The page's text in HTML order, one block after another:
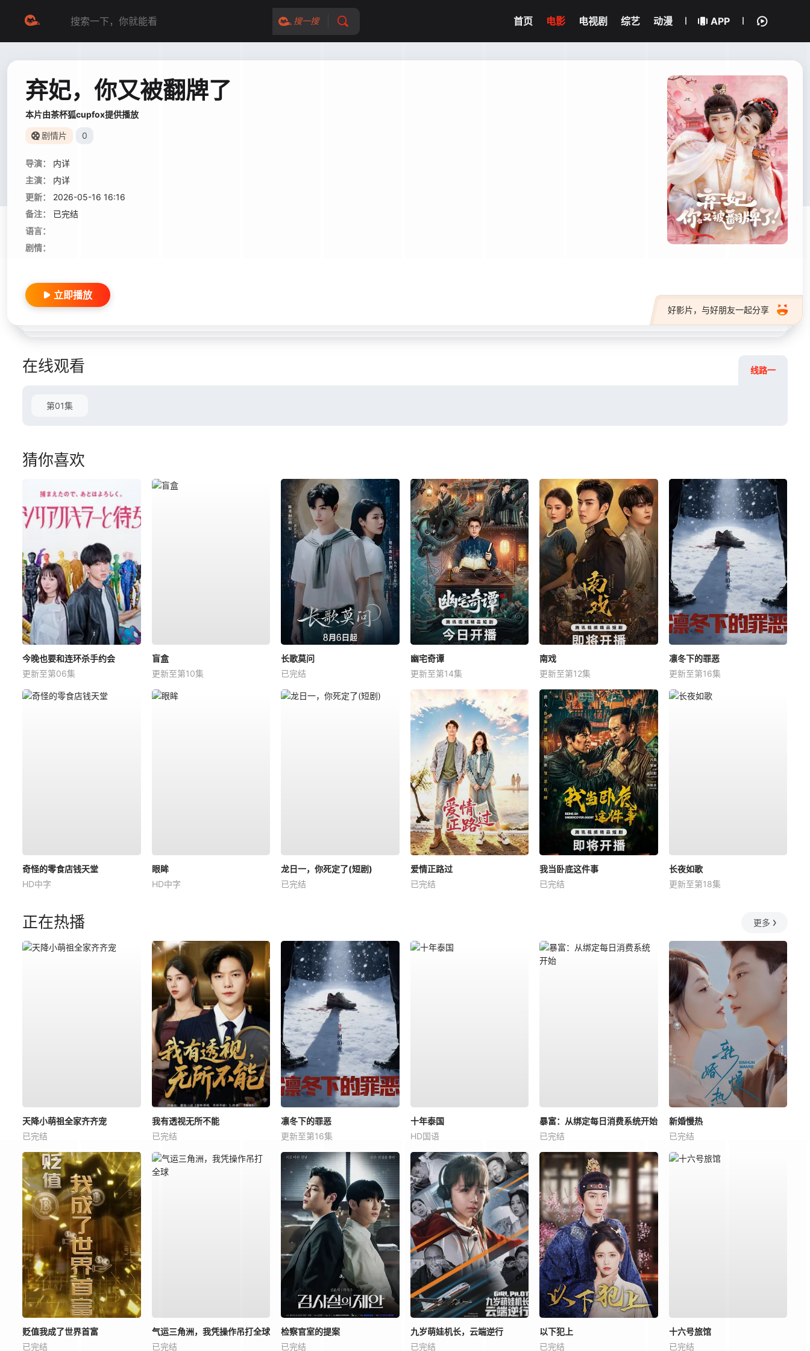
搜一搜 首页 电影 电视剧 综艺 动漫 APP
弃妃，你又被翻牌了
本片由茶杯狐cupfox提供播放
剧情片 0
导演：
内详
主演：
内详
更新：
2026-05-16 16:16
备注：
已完结
语言：
剧情：
好影片，与好朋友一起分享
立即播放
在线观看 线路一
第01集
猜你喜欢
今晚也要和连环杀手约会
更新至第06集
盲盒
更新至第10集
长歌莫问
已完结
幽宅奇谭
更新至第14集
南戏
更新至第12集
凛冬下的罪恶
更新至第16集
奇怪的零食店钱天堂
HD中字
眼眸
HD中字
龙日一，你死定了(短剧)
已完结
爱情正路过
已完结
我当卧底这件事
已完结
长夜如歌
更新至第18集
正在热播 更多
天降小萌祖全家齐齐宠
已完结
我有透视无所不能
已完结
凛冬下的罪恶
更新至第16集
十年泰国
HD国语
暴富：从绑定每日消费系统开始
已完结
新婚慢热
已完结
贬值我成了世界首富
已完结
气运三角洲，我凭操作吊打全球
已完结
检察官室的提案
已完结
九岁萌娃机长，云端逆行
已完结
以下犯上
已完结
十六号旅馆
已完结